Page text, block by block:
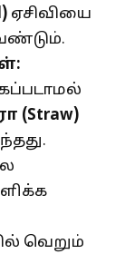
ஏசிவியை
(Straw)
வெறும்